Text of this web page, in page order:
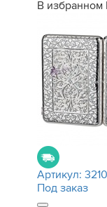
В избранном
Артикул: 3210
Под заказ